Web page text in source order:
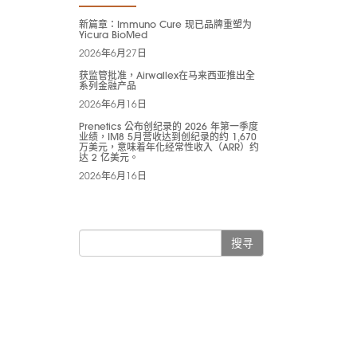
新篇章：Immuno Cure 现已品牌重塑为
Yicura BioMed
2026年6月27日
获监管批准，Airwallex在马来西亚推出全
系列金融产品
2026年6月16日
Prenetics 公布创纪录的 2026 年第一季度
业绩，IM8 5月营收达到创纪录的约 1,670
万美元，意味着年化经常性收入（ARR）约
达 2 亿美元。
2026年6月16日
搜寻